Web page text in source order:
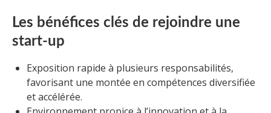
Les bénéfices clés de rejoindre une
start-up
Exposition rapide à plusieurs responsabilités,
favorisant une montée en compétences diversifiée
et accélérée.